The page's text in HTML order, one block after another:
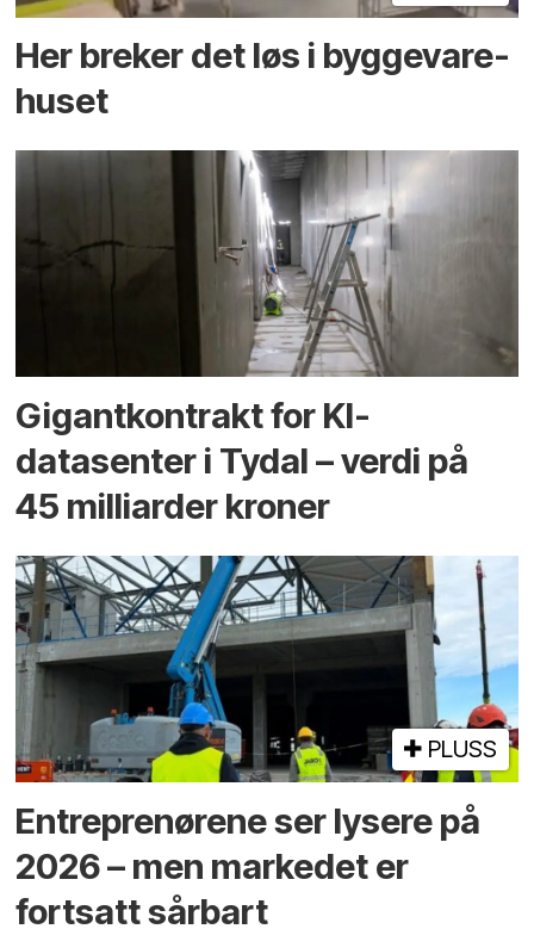
Her breker det løs i bygge­vare­
huset
Gigantkontrakt for KI-
datasenter i Tydal – verdi på
45 milliarder kroner
PLUSS
Entreprenørene ser lysere på
2026 – men markedet er
fortsatt sårbart